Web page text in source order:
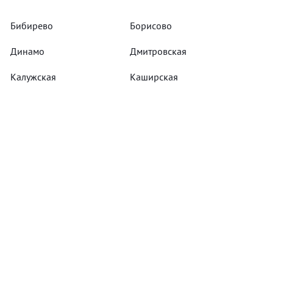
Бибирево Борисово
Динамо Дмитровская
Калужская Каширская